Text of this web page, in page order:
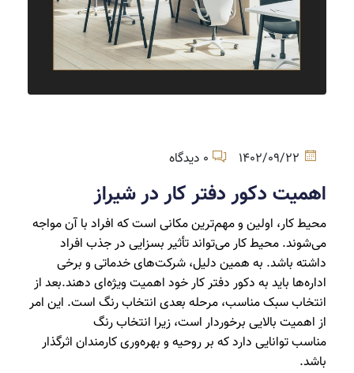
اهمیت دکور دفتر کار در شیراز
محیط کار، اولین و مهم‌ترین مکانی است که افراد با آن مواجه
می‌شوند. محیط کار می‌تواند تأثیر بسزایی در جذب افراد
داشته باشد. به همین دلیل، شرکت‌های خدماتی و برخی
اداره‌ها باید به دکور دفتر کار خود اهمیت ویژه‌ای دهند.بعد از
انتخاب سبک مناسب، مرحله بعدی انتخاب رنگ است. این امر
از اهمیت بالایی برخوردار است، زیرا انتخاب رنگ
مناسب توانایی دارد که بر روحیه و بهره‌وری کارمندان اثرگذار
باشد.